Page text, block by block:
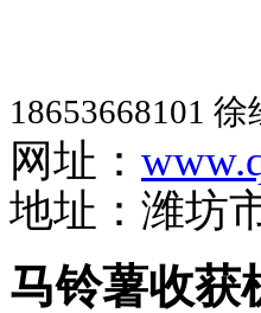
18653668101 徐
网址：
地址：潍坊
马铃薯收获